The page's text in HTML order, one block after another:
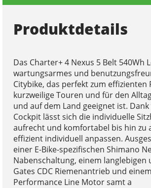
Produktdetails
Das Charter+ 4 Nexus 5 Belt 540Wh
wartungsarmes und
Citybike, das perfekt zum effizienten
kurzweilige Touren und für den
und auf dem Land geeignet ist.
Cockpit lässt sich die individuelle
aufrecht und komfortabel bis hin zu
effizient individuell anpassen.
einer E-Bike-spezifischen Shimano
Nabenschaltung, einem langlebigen
Gates CDC Riemenantrieb und
Performance Line Motor samt a